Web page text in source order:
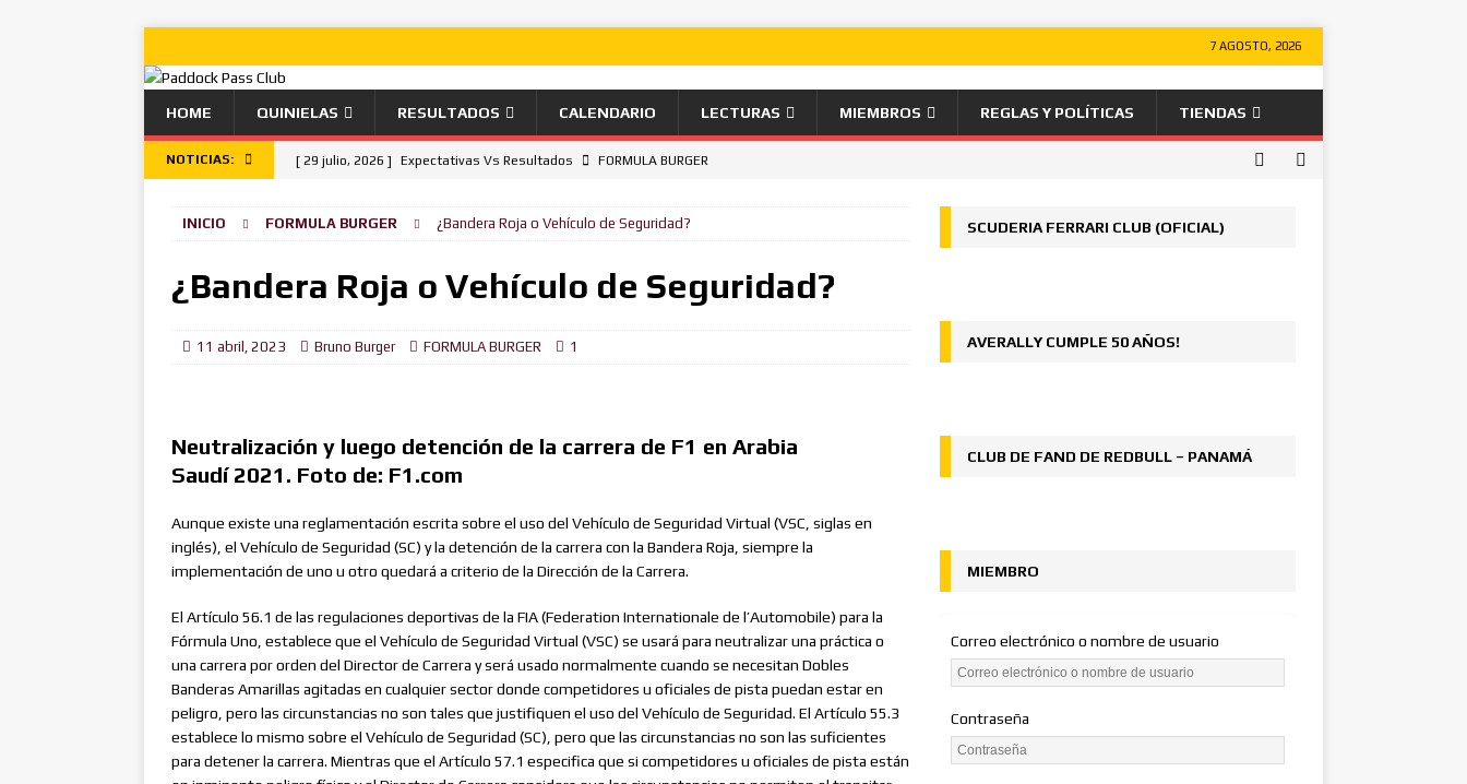
7 AGOSTO, 2026
HOME QUINIELAS RESULTADOS CALENDARIO LECTURAS MIEMBROS REGLAS Y POLÍTICAS TIENDAS
NOTICIAS: [ 29 julio, 2026 ] Expectativas Vs Resultados FORMULA BURGER
Camino despejado FORMULA BURGER
Kimi aumenta su liderazgo en el Campeonato del Mundo ganando en Spa desde
NOTICIAS
[ 15 julio, 2026 ] Autoregulación FORMULA BURGER
[ 2 julio, 2026 ] El Astuto y el Ingenuo FORMULA BURGER
[ 5 agosto, 2026 ] Dos generaciones (Y y Z) FORMULA BURGER
INICIO FORMULA BURGER ¿Bandera Roja o Vehículo de Seguridad?
¿Bandera Roja o Vehículo de Seguridad?
11 abril, 2023 Bruno Burger FORMULA BURGER 1
Neutralización y luego detención de la carrera de F1 en Arabia
Saudí 2021. Foto de: F1.com
Aunque existe una reglamentación escrita sobre el uso del Vehículo de Seguridad Virtual (VSC, siglas en
inglés), el Vehículo de Seguridad (SC) y la detención de la carrera con la Bandera Roja, siempre la
implementación de uno u otro quedará a criterio de la Dirección de la Carrera.
El Artículo 56.1 de las regulaciones deportivas de la FIA (Federation Internationale de l’Automobile) para la
Fórmula Uno, establece que el Vehículo de Seguridad Virtual (VSC) se usará para neutralizar una práctica o
una carrera por orden del Director de Carrera y será usado normalmente cuando se necesitan Dobles
Banderas Amarillas agitadas en cualquier sector donde competidores u oficiales de pista puedan estar en
peligro, pero las circunstancias no son tales que justifiquen el uso del Vehículo de Seguridad. El Artículo 55.3
establece lo mismo sobre el Vehículo de Seguridad (SC), pero que las circunstancias no son las suficientes
para detener la carrera. Mientras que el Artículo 57.1 especifica que si competidores u oficiales de pista están
SCUDERIA FERRARI CLUB (OFICIAL)
AVERALLY CUMPLE 50 AÑOS!
CLUB DE FAND DE REDBULL – PANAMÁ
MIEMBRO
Correo electrónico o nombre de usuario
Contraseña